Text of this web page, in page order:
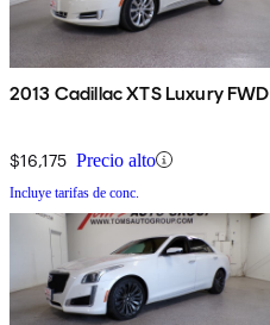
2013 Cadillac XTS Luxury FWD
$16,175 Precio alto
Incluye tarifas de conc.